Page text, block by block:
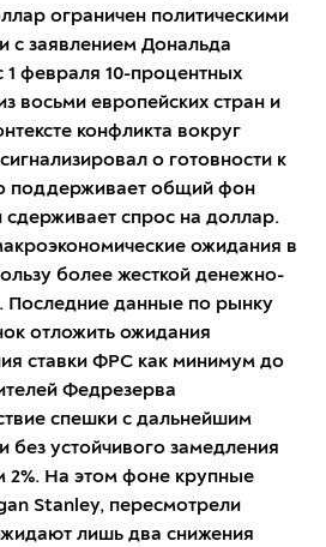
ограничен политическими
с заявлением Дональда
1 февраля 10-процентных
восьми европейских стран и
конфликта вокруг
о готовности к
поддерживает общий фон
сдерживает спрос на доллар.
ожидания в
более жесткой денежно-
Последние данные по рынку
отложить ожидания
ставки ФРС как минимум до
Федрезерва
спешки с дальнейшим
без устойчивого замедления
2%. На этом фоне крупные
Stanley, пересмотрели
лишь два снижения